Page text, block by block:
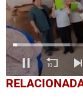
0
seconds